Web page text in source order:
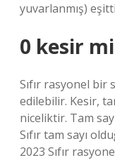
yuvarlanmış)
0 kesir
Sıfır rasyonel bir
edilebilir. Kesir,
niceliktir. Tam
Sıfır tam sayı
2023 Sıfır